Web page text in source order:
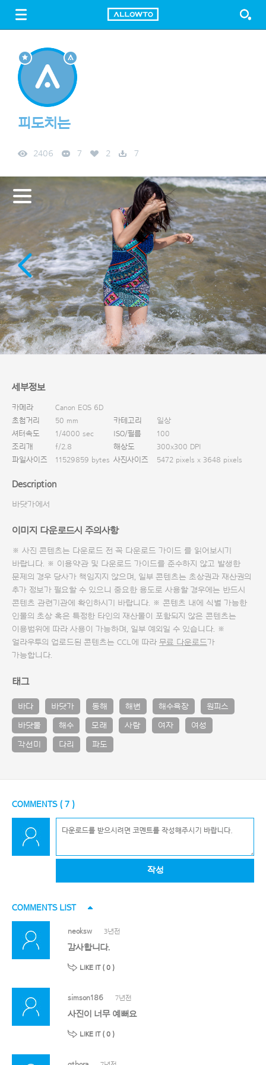
FREE DOWNLOAD
피도치는
2406 7 2 7
세부정보
카메라
Canon EOS 6D
초첨거리
50 mm 카테고리
일상
셔터속도
1/4000 sec ISO/필름
100
조리개
f/2.8 해상도
300x300 DPI
파일사이즈
11529859 bytes 사진사이즈 5472 pixels x 3648 pixels
Description
바닷가에서
이미지 다운로드시 주의사항
※ 사진 콘텐츠는 다운로드 전 꼭 다운로드 가이드 를 읽어보시기
바랍니다. ※ 이용약관 및 다운로드 가이드를 준수하지 않고 발생한
문제의 경우 당사가 책임지지 않으며, 일부 콘텐츠는 초상권과 재산권의
추가 정보가 필요할 수 있으니 중요한 용도로 사용할 경우에는 반드시
콘텐츠 관련기관에 확인하시기 바랍니다. ※ 콘텐츠 내에 식별 가능한
인물의 초상 혹은 특정한 타인의 재산물이 포함되지 않은 콘텐츠는
이용범위에 따라 사용이 가능하며, 일부 예외일 수 있습니다. ※
얼라우투의 업로드된 콘텐츠는 CCL에 따라 무료 다운로드가
가능합니다.
태그
바다 바닷가 동해 해변 해수욕장 원피스
바닷물 해수 모래 사람 여자 여성
각선미 다리 파도
COMMENTS ( 7 )
작성
COMMENTS LIST
neoksw 3년전
감사합니다.
LIKE IT ( 0 )
simson186 7년전
사진이 너무 예뻐요
LIKE IT ( 0 )